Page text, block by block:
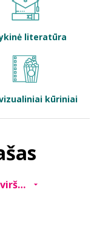
literatūra
kūriniai